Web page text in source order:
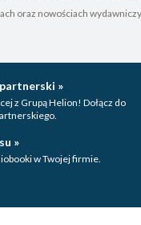
oraz nowościach
»
z Grupą Helion! Dołącz do
»
w Twojej firmie.